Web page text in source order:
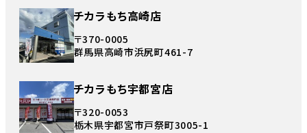
チカラもち高崎店
〒370-0005
群馬県高崎市浜尻町461-7
チカラもち宇都宮店
〒320-0053
栃木県宇都宮市戸祭町3005-1